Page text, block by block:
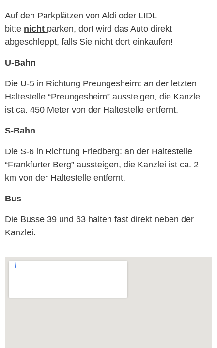
Auf den Park­plätzen von Aldi oder LIDL
bitte nicht parken, dort wird das Auto direkt
abgeschleppt, falls Sie nicht dort einkaufen!
U‑Bahn
Die U‑5 in Rich­tung Pre­ungesheim: an der let­zten
Hal­testelle “Pre­ungesheim” aussteigen, die Kan­zlei
ist ca. 450 Meter von der Hal­testelle entfernt.
S‑Bahn
Die S‑6 in Rich­tung Fried­berg: an der Hal­testelle
“Frank­furter Berg” aussteigen, die Kan­zlei ist ca. 2
km von der Hal­testelle entfernt.
Bus
Die Busse 39 und 63 hal­ten fast direkt neben der
Kanzlei.
+ 49 (0)69 609 181